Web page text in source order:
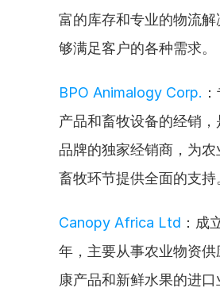
富的库存和专业的物流
够满足客户的各种需求。
BPO Animalogy Corp.
产品和畜牧设备的经销，
品牌的独家经销商，为
畜牧环节提供全面的支持
Canopy Africa Ltd ：成
年，主要从事农业物资供
康产品和新鲜水果的进